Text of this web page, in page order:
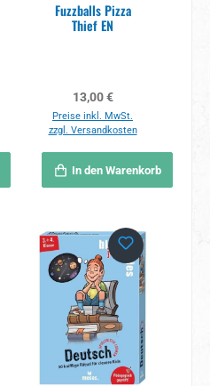
Fuzzballs Pizza
Thief EN
Regulärer Preis:
13,00 €
Preise inkl. MwSt.
zzgl. Versandkosten
In den Warenkorb